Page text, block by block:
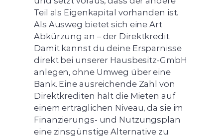
Teil als Eigenkapital vorhanden ist.
Als Ausweg bietet sich eine Art
Abkürzung an – der Direktkredit.
Damit kannst du deine Ersparnisse
direkt bei unserer Hausbesitz-GmbH
anlegen, ohne Umweg über eine
Bank. Eine ausreichende Zahl von
Direktkrediten hält die Mieten auf
einem erträglichen Niveau, da sie im
Finanzierungs- und Nutzungsplan
eine zinsgünstige Alternative zu